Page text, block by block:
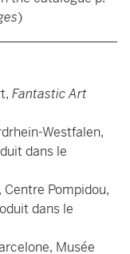
)
Fantastic Art
Westfalen,
dans le
Pompidou,
dans le
Musée